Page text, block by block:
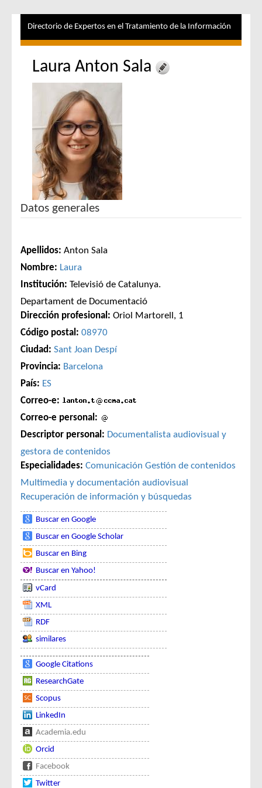
Directorio de Expertos en el Tratamiento de la Información
Laura Anton Sala
Datos generales
Apellidos: Anton Sala
Nombre: Laura
Institución: Televisió de Catalunya.
Departament de Documentació
Dirección profesional: Oriol Martorell, 1
Código postal: 08970
Ciudad: Sant Joan Despí
Provincia: Barcelona
País: ES
Correo-e:
Correo-e personal:
Descriptor personal: Documentalista audiovisual y
gestora de contenidos
Especialidades: Comunicación Gestión de contenidos
Multimedia y documentación audiovisual
Recuperación de información y búsquedas
Buscar en Google
Buscar en Google Scholar
Buscar en Bing
Buscar en Yahoo!
vCard
XML
RDF
similares
Google Citations
ResearchGate
Scopus
LinkedIn
Academia.edu
Orcid
Facebook
Twitter